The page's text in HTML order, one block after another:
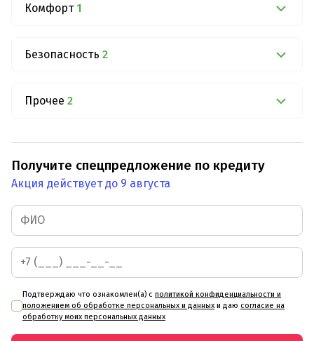
Комфорт 1
Безопасность 2
Прочее 2
Получите спецпредложение по кредиту
Акция действует до 9 августа
Подтверждаю что ознакомлен(а) с политикой конфиденциальности и
положением об обработке персональных и данных и даю согласие на
обработку моих персональных данных